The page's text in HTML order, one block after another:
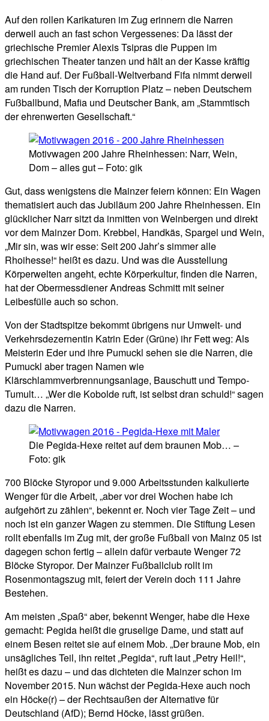
Auf den rollen Karikaturen im Zug erinnern die Narren
derweil auch an fast schon Vergessenes: Da lässt der
griechische Premier Alexis Tsipras die Puppen im
griechischen Theater tanzen und hält an der Kasse kräftig
die Hand auf. Der Fußball-Weltverband Fifa nimmt derweil
am runden Tisch der Korruption Platz – neben Deutschem
Fußballbund, Mafia und Deutscher Bank, am „Stammtisch
der ehrenwerten Gesellschaft.“
Motivwagen 200 Jahre Rheinhessen: Narr, Wein,
Dom – alles gut – Foto: gik
Gut, dass wenigstens die Mainzer feiern können: Ein Wagen
thematisiert auch das Jubiläum 200 Jahre Rheinhessen. Ein
glücklicher Narr sitzt da inmitten von Weinbergen und direkt
vor dem Mainzer Dom. Krebbel, Handkäs, Spargel und Wein,
„Mir sin, was wir esse: Seit 200 Jahr’s simmer alle
Rhoihesse!“ heißt es dazu. Und was die Ausstellung
Körperwelten angeht, echte Körperkultur, finden die Narren,
hat der Obermessdiener Andreas Schmitt mit seiner
Leibesfülle auch so schon.
Von der Stadtspitze bekommt übrigens nur Umwelt- und
Verkehrsdezernentin Katrin Eder (Grüne) ihr Fett weg: Als
Meisterin Eder und ihre Pumuckl sehen sie die Narren, die
Pumuckl aber tragen Namen wie
Klärschlammverbrennungsanlage, Bauschutt und Tempo-
Tumult… „Wer die Kobolde ruft, ist selbst dran schuld!“ sagen
dazu die Narren.
Die Pegida-Hexe reitet auf dem braunen Mob… –
Foto: gik
700 Blöcke Styropor und 9.000 Arbeitsstunden kalkulierte
Wenger für die Arbeit, „aber vor drei Wochen habe ich
aufgehört zu zählen“, bekennt er. Noch vier Tage Zeit – und
noch ist ein ganzer Wagen zu stemmen. Die Stiftung Lesen
rollt ebenfalls im Zug mit, der große Fußball von Mainz 05 ist
dagegen schon fertig – allein dafür verbaute Wenger 72
Blöcke Styropor. Der Mainzer Fußballclub rollt im
Rosenmontagszug mit, feiert der Verein doch 111 Jahre
Bestehen.
Am meisten „Spaß“ aber, bekennt Wenger, habe die Hexe
gemacht: Pegida heißt die gruselige Dame, und statt auf
einem Besen reitet sie auf einem Mob. „Der braune Mob, ein
unsägliches Teil, ihn reitet „Pegida“, ruft laut „Petry Heil!“,
heißt es dazu – und das dichteten die Mainzer schon im
November 2015. Nun wächst der Pegida-Hexe auch noch
ein Höcke(r) – der Rechtsaußen der Alternative für
Deutschland (AfD); Bernd Höcke, lässt grüßen.